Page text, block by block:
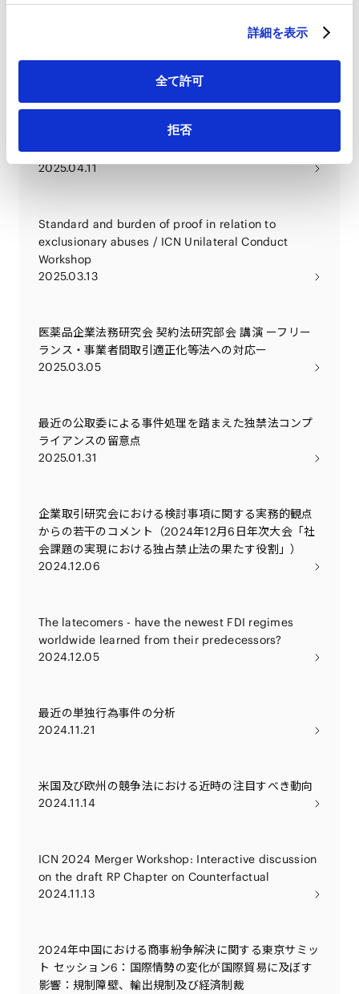
HubSpot プライバシーポリシー（外部サイト）
詳細を表示
全て許可
拒否
Overlap of Competition Law with Data and Digital
ecosystem – a general overview / The Inter-Pacific
Bar Association (IPBA)
M&A EU Regulatory Update and Trends in EU Trade
and Sanctions
2025.04.11
Standard and burden of proof in relation to
exclusionary abuses / ICN Unilateral Conduct
Workshop
2025.03.13
医薬品企業法務研究会 契約法研究部会 講演 ーフリー
ランス・事業者間取引適正化等法への対応ー
2025.03.05
最近の公取委による事件処理を踏まえた独禁法コンプ
ライアンスの留意点
2025.01.31
企業取引研究会における検討事項に関する実務的観点
からの若干のコメント（2024年12月6日年次大会「社
会課題の実現における独占禁止法の果たす役割」）
2024.12.06
The latecomers - have the newest FDI regimes
worldwide learned from their predecessors?
2024.12.05
最近の単独行為事件の分析
2024.11.21
米国及び欧州の競争法における近時の注目すべき動向
2024.11.14
ICN 2024 Merger Workshop: Interactive discussion
on the draft RP Chapter on Counterfactual
2024.11.13
2024年中国における商事紛争解決に関する東京サミッ
ト セッション6：国際情勢の変化が国際貿易に及ぼす
影響：規制障壁、輸出規制及び経済制裁